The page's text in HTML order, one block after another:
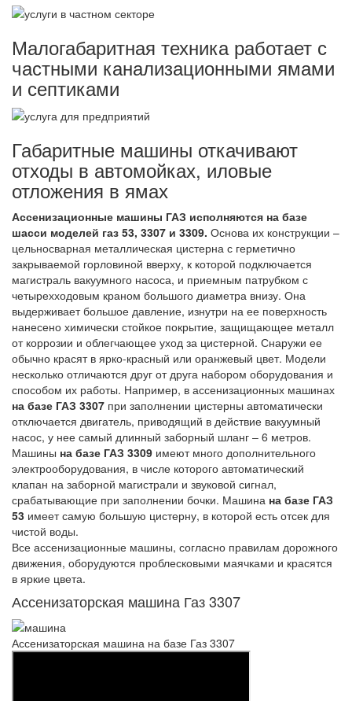
Малогабаритная техника работает с
частными канализационными ямами
и септиками
Габаритные машины откачивают
отходы в автомойках, иловые
отложения в ямах
Ассенизационные машины ГАЗ исполняются на базе
шасси моделей газ 53, 3307 и 3309. Основа их конструкции –
цельносварная металлическая цистерна с герметично
закрываемой горловиной вверху, к которой подключается
магистраль вакуумного насоса, и приемным патрубком с
четырехходовым краном большого диаметра внизу. Она
выдерживает большое давление, изнутри на ее поверхность
нанесено химически стойкое покрытие, защищающее металл
от коррозии и облегчающее уход за цистерной. Снаружи ее
обычно красят в ярко-красный или оранжевый цвет. Модели
несколько отличаются друг от друга набором оборудования и
способом их работы. Например, в ассенизационных машинах
на базе ГАЗ 3307 при заполнении цистерны автоматически
отключается двигатель, приводящий в действие вакуумный
насос, у нее самый длинный заборный шланг – 6 метров.
Машины на базе ГАЗ 3309 имеют много дополнительного
электрооборудования, в числе которого автоматический
клапан на заборной магистрали и звуковой сигнал,
срабатывающие при заполнении бочки. Машина на базе ГАЗ
53 имеет самую большую цистерну, в которой есть отсек для
чистой воды.
Все ассенизационные машины, согласно правилам дорожного
движения, оборудуются проблесковыми маячками и красятся
в яркие цвета.
Ассенизаторская машина Газ 3307
Ассенизаторская машина на базе Газ 3307